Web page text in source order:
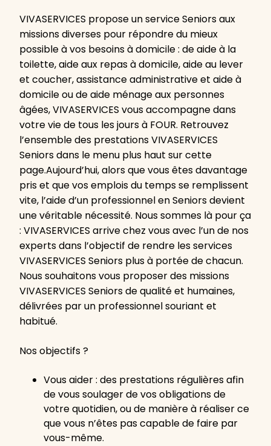
VIVASERVICES propose un service Seniors aux
missions diverses pour répondre du mieux
possible à vos besoins à domicile : de aide à la
toilette, aide aux repas à domicile, aide au lever
et coucher, assistance administrative et aide à
domicile ou de aide ménage aux personnes
âgées, VIVASERVICES vous accompagne dans
votre vie de tous les jours à FOUR. Retrouvez
l’ensemble des prestations VIVASERVICES
Seniors dans le menu plus haut sur cette
page.Aujourd’hui, alors que vous êtes davantage
pris et que vos emplois du temps se remplissent
vite, l’aide d’un professionnel en Seniors devient
une véritable nécessité. Nous sommes là pour ça
: VIVASERVICES arrive chez vous avec l’un de nos
experts dans l’objectif de rendre les services
VIVASERVICES Seniors plus à portée de chacun.
Nous souhaitons vous proposer des missions
VIVASERVICES Seniors de qualité et humaines,
délivrées par un professionnel souriant et
habitué.
Nos objectifs ?
Vous aider : des prestations régulières afin
de vous soulager de vos obligations de
votre quotidien, ou de manière à réaliser ce
que vous n’êtes pas capable de faire par
vous-même.